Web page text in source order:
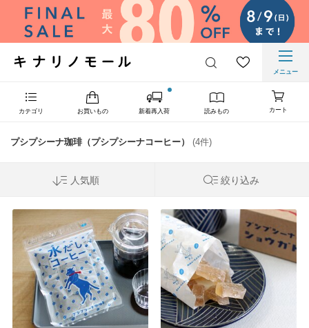
メニュー
カテゴリ お買いもの 新着再入荷 読みもの カート
プシプシーナ珈琲（プシプシーナコーヒー） (4件)
人気順 絞り込み